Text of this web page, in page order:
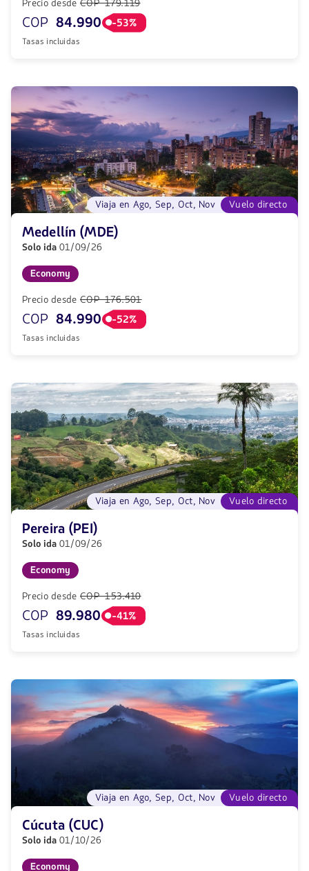
Precio desde COP 179.119
COP 84.990 -53%
Tasas incluidas
Vuelo directo
Viaja en Ago, Sep, Oct, Nov
Medellín (MDE)
Solo ida 01/09/26
Economy
Precio desde COP 176.501
COP 84.990 -52%
Tasas incluidas
Vuelo directo
Viaja en Ago, Sep, Oct, Nov
Pereira (PEI)
Solo ida 01/09/26
Economy
Precio desde COP 153.410
COP 89.980 -41%
Tasas incluidas
Vuelo directo
Viaja en Ago, Sep, Oct, Nov
Cúcuta (CUC)
Solo ida 01/10/26
Economy